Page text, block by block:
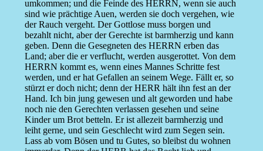
umkommen; und die Feinde des HERRN, wenn sie auch
sind wie prächtige Auen, werden sie doch vergehen, wie
der Rauch vergeht. Der Gottlose muss borgen und
bezahlt nicht, aber der Gerechte ist barmherzig und kann
geben. Denn die Gesegneten des HERRN erben das
Land; aber die er verflucht, werden ausgerottet. Von dem
HERRN kommt es, wenn eines Mannes Schritte fest
werden, und er hat Gefallen an seinem Wege. Fällt er, so
stürzt er doch nicht; denn der HERR hält ihn fest an der
Hand. Ich bin jung gewesen und alt geworden und habe
noch nie den Gerechten verlassen gesehen und seine
Kinder um Brot betteln. Er ist allezeit barmherzig und
leiht gerne, und sein Geschlecht wird zum Segen sein.
Lass ab vom Bösen und tu Gutes, so bleibst du wohnen